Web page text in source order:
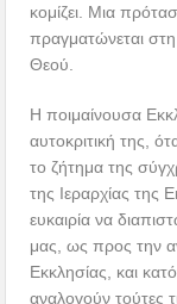
κομίζει. Μια
πραγματώνεται
Θεού.
Η ποιμαίνουσα
αυτοκριτική της,
το ζήτημα της
της Ιεραρχίας της
ευκαιρία να
μας, ως προς την
Εκκλησίας, και
αναλογούν τούτες